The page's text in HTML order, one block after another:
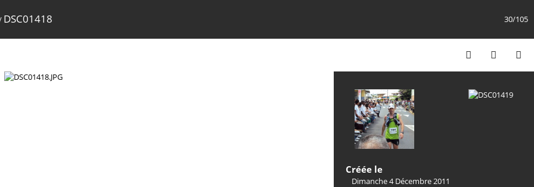
30/105
DSC01418
Créée le
Dimanche 4 Décembre 2011